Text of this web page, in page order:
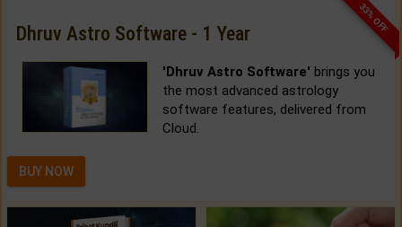
33% OFF
Dhruv Astro Software - 1 Year
'Dhruv Astro Software' brings you
the most advanced astrology
software features, delivered from
Cloud.
BUY NOW